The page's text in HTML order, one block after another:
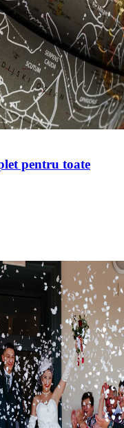
pentru toate